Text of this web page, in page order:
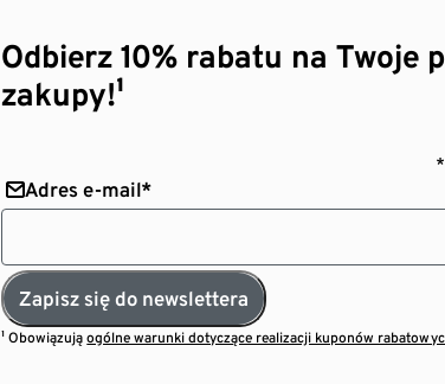
Odbierz 10% rabatu na Twoje
zakupy!¹
Adres e-mail*
Zapisz się do newslettera
¹ Obowiązująogólne warunki dotyczące realizacji kuponów